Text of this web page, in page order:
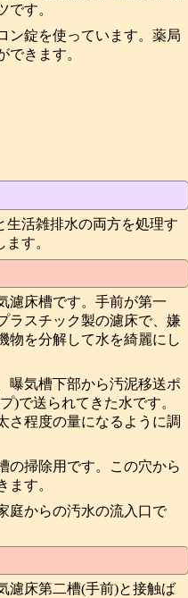
す。
ン錠を使っています。薬局
きます。
活雑排水の両方を処理す
す。
濾床槽です。手前が第一
ラスチック製の濾床で、嫌
物を分解して水を綺麗にし
曝気槽下部から汚泥移送ポ
)で送られてきた水です。
さ程度の量になるように調
の掃除用です。この穴から
す。
庭からの汚水の流入口で
濾床第二槽(手前)と接触ば